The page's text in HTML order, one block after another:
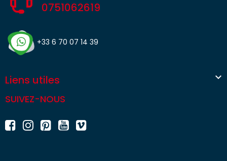
0751062619
+33 6 70 07 14 39
Liens utiles 
SUIVEZ-NOUS